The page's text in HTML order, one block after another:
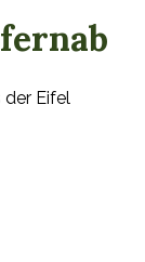
der Eifel